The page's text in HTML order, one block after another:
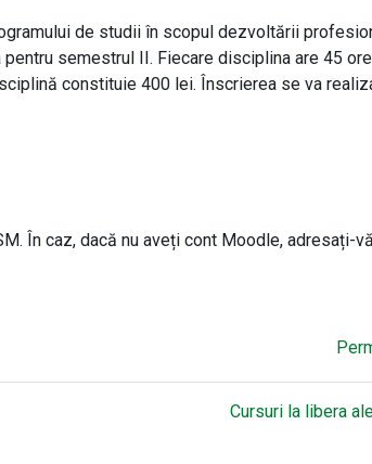
de studii în scopul dezvoltării
semestrul II. Fiecare disciplina are 45
constituie 400 lei. Înscrierea se va
În caz, dacă nu aveți cont Moodle, adresați-
Cursuri la libera